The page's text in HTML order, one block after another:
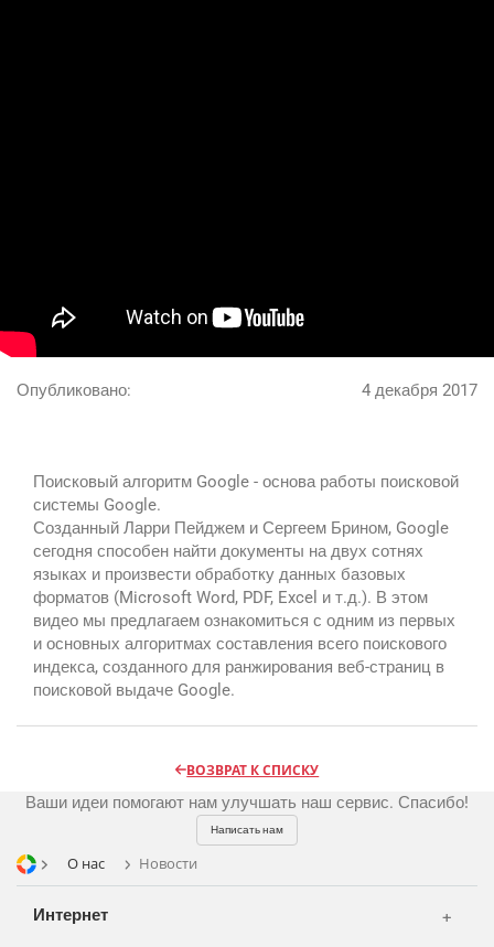
Опубликовано: 4 декабря 2017
Поисковый алгоритм Google - основа работы поисковой
системы Google.
Созданный Ларри Пейджем и Сергеем Брином, Google
сегодня способен найти документы на двух сотнях
языках и произвести обработку данных базовых
форматов (Microsoft Word, PDF, Excel и т.д.). В этом
видео мы предлагаем ознакомиться с одним из первых
и основных алгоритмах составления всего поискового
индекса, созданного для ранжирования веб-страниц в
поисковой выдаче Google.
ВОЗВРАТ К СПИСКУ
Ваши идеи помогают нам улучшать наш сервис. Спасибо!
Написать нам
О нас Новости
Интернет
Реклама и продвижение
Разработка сайтов
CMS 1C-Bitrix
CRM Bitrix24
Цифра и офсет
Широкий формат
Сувениры и подарки
Телевидение
Газеты
Радио
OOH